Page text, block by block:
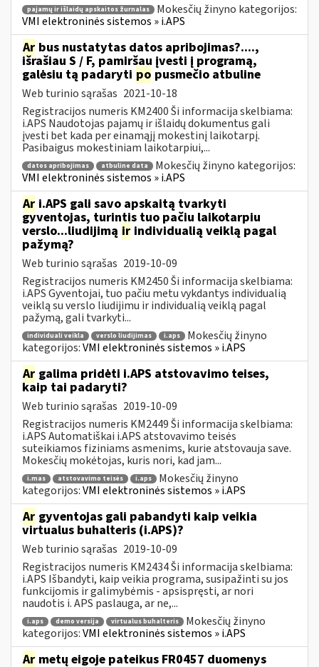
pajamų ir išlaidų apskaitos žurnalas
Mokesčių žinyno kategorijos:
VMI elektroninės sistemos » i.APS
Ar bus nustatytas datos apribojimas?....,
išrašiau S / F, pamiršau įvesti į programą,
galėsiu tą padaryti po pusmečio atbuline
Web turinio sąrašas 2021-10-18
Registracijos numeris KM2400 Ši informacija skelbiama:
i.APS Naudotojas pajamų ir išlaidų dokumentus gali
įvesti bet kada per einamąjį mokestinį laikotarpį.
Pasibaigus mokestiniam laikotarpiui,...
datos apribojimas atbuline data
Mokesčių žinyno kategorijos:
VMI elektroninės sistemos » i.APS
Ar i.APS gali savo apskaitą tvarkyti
gyventojas, turintis tuo pačiu laikotarpiu
verslo...liudijimą ir individualią veiklą pagal
pažymą?
Web turinio sąrašas 2019-10-09
Registracijos numeris KM2450 Ši informacija skelbiama:
i.APS Gyventojai, tuo pačiu metu vykdantys individualią
veiklą su verslo liudijimu ir individualią veiklą pagal
pažymą, gali tvarkyti...
individuali veikla verslo liudijimas i.aps
Mokesčių žinyno
kategorijos:VMI elektroninės sistemos » i.APS
Ar galima pridėti i.APS atstovavimo teises,
kaip tai padaryti?
Web turinio sąrašas 2019-10-09
Registracijos numeris KM2449 Ši informacija skelbiama:
i.APS Automatiškai i.APS atstovavimo teisės
suteikiamos fiziniams asmenims, kurie atstovauja save.
Mokesčių mokėtojas, kuris nori, kad jam...
i.mas atstovavimo teisės i.aps
Mokesčių žinyno
kategorijos:VMI elektroninės sistemos » i.APS
Ar gyventojas gali pabandyti kaip veikia
virtualus buhalteris (i.APS)?
Web turinio sąrašas 2019-10-09
Registracijos numeris KM2434 Ši informacija skelbiama:
i.APS Išbandyti, kaip veikia programa, susipažinti su jos
funkcijomis ir galimybėmis - apsispręsti, ar nori
naudotis i. APS paslauga, ar ne,...
i.aps demo versija virtualus buhalteris
Mokesčių žinyno
kategorijos:VMI elektroninės sistemos » i.APS
Ar metų eigoje pateikus FR0457 duomenys